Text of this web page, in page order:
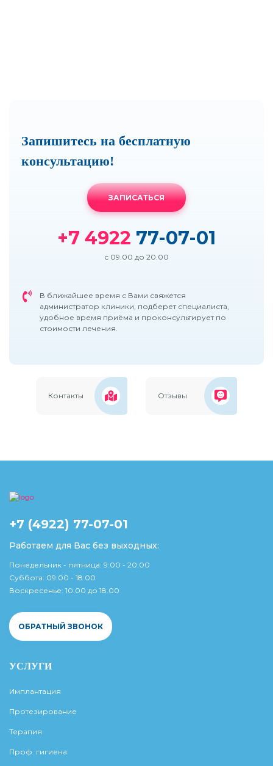
Запишитесь на бесплатную
консультацию!
ЗАПИСАТЬСЯ
+7 4922 77-07-01
с 09.00 до 20.00
В ближайшее время с Вами свяжется
администратор клиники, подберет специалиста,
удобное время приёма и проконсультирует по
стоимости лечения.
Контакты Отзывы
+7 (4922) 77-07-01
Работаем для Вас без выходных:
Понедельник - пятница: 9:00 - 20:00
Суббота: 09:00 - 18:00
Воскресенье: 10.00 до 18.00
ОБРАТНЫЙ ЗВОНОК
УСЛУГИ
Имплантация
Протезирование
Терапия
Проф. гигиена